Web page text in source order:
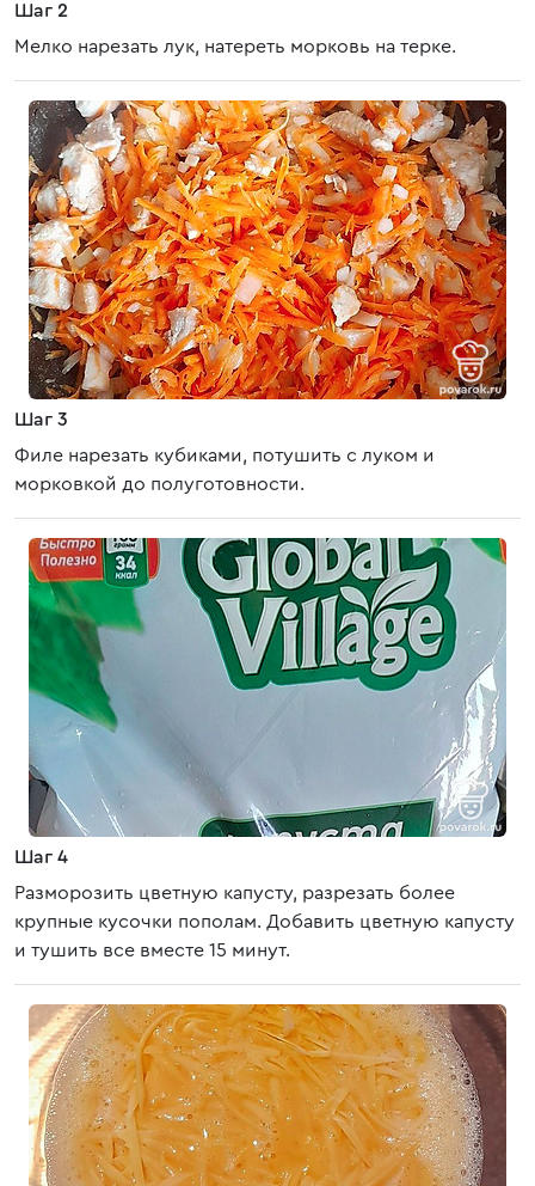
Шаг 2
Мелко нарезать лук, натереть морковь на терке.
Шаг 3
Филе нарезать кубиками, потушить с луком и
морковкой до полуготовности.
Шаг 4
Разморозить цветную капусту, разрезать более
крупные кусочки пополам. Добавить цветную капусту
и тушить все вместе 15 минут.